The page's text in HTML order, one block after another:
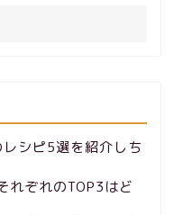
レシピ5選を紹介しち
れぞれのTOP3はど